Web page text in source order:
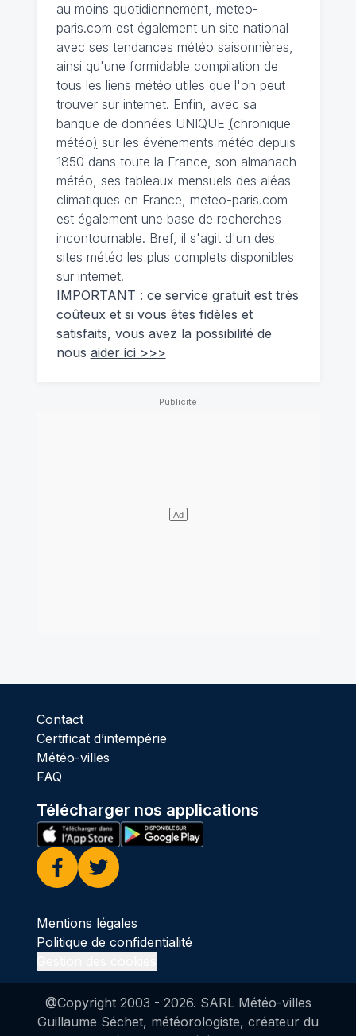
au moins quotidiennement, meteo-
paris.com est également un site national
avec ses tendances météo saisonnières,
ainsi qu'une formidable compilation de
tous les liens météo utiles que l'on peut
trouver sur internet. Enfin, avec sa
banque de données UNIQUE (chronique
météo) sur les événements météo depuis
1850 dans toute la France, son almanach
météo, ses tableaux mensuels des aléas
climatiques en France, meteo-paris.com
est également une base de recherches
incontournable. Bref, il s'agit d'un des
sites météo les plus complets disponibles
sur internet.
IMPORTANT : ce service gratuit est très
coûteux et si vous êtes fidèles et
satisfaits, vous avez la possibilité de
nous aider ici >>>
Contact
Certificat d’intempérie
Météo-villes
FAQ
Télécharger nos applications
Facebook
Twitter
Mentions légales
Politique de confidentialité
@Copyright 2003 - 2026. SARL Météo-villes
Guillaume Séchet, météorologiste, créateur du